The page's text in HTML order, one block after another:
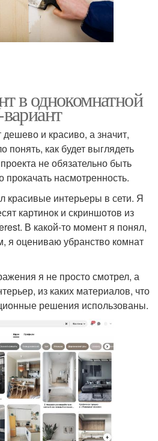
в однокомнатной
и красиво, а значит,
как будет выглядеть
не обязательно быть
прокачать насмотренность.
красивые интерьеры в сети. Я
картинок и скриншотов из
В какой-то момент я понял,
я оцениваю убранство комнат
я не просто смотрел, а
из каких материалов, что
решения использованы.